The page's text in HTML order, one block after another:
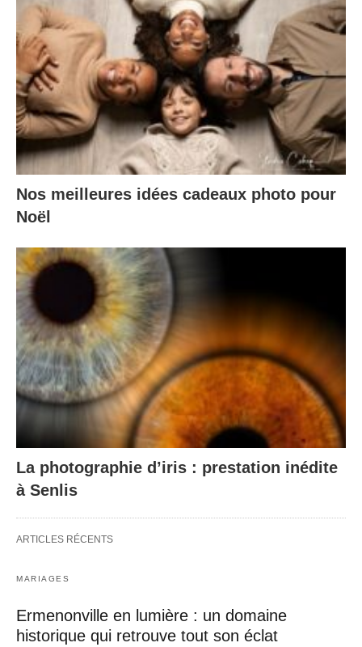
Nos meilleures idées cadeaux photo pour
Noël
La photographie d’iris : prestation inédite
à Senlis
ARTICLES RÉCENTS
MARIAGES
Ermenonville en lumière : un domaine
historique qui retrouve tout son éclat